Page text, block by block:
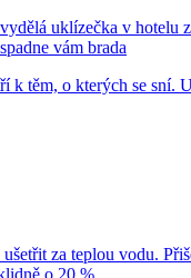
uklízečka v hotelu
vám brada
k těm, o kterých se sní.
za teplou vodu.